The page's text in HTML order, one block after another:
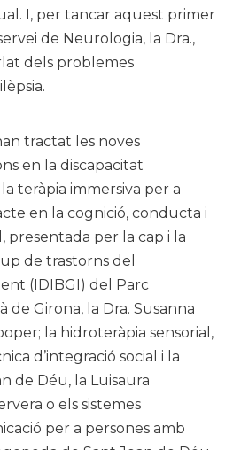
I, per tancar aquest primer
de Neurologia, la Dra.,
dels problemes
tractat les noves
en la discapacitat
teràpia immersiva per a
en la cognició, conducta i
per la cap i la
de trastorns del
(IDIBGI) del Parc
de Girona, la Dra. Susanna
la hidroteràpia sensorial,
d’integració social i la
de Déu, la Luisaura
o els sistemes
per a persones amb